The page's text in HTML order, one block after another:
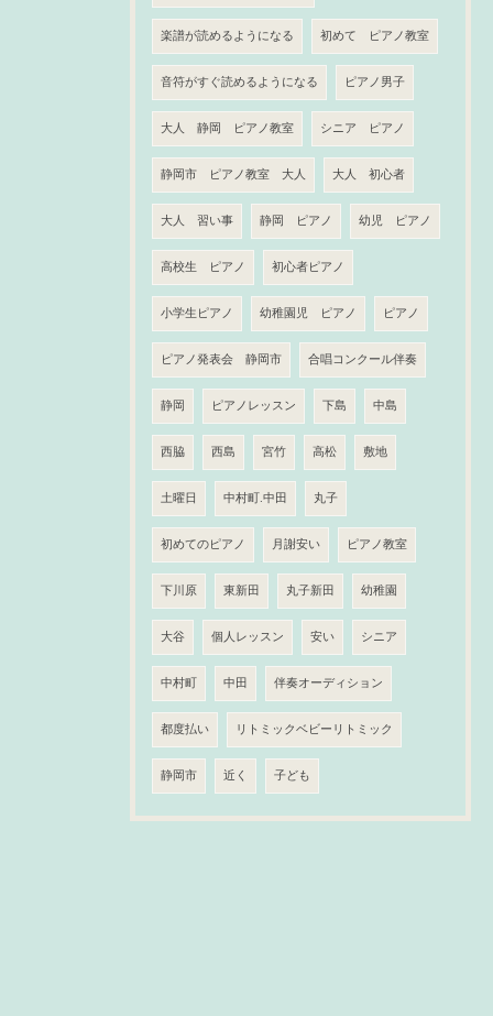
楽譜が読めるようになる 初めて ピアノ教室
音符がすぐ読めるようになる ピアノ男子
大人 静岡 ピアノ教室 シニア ピアノ
静岡市 ピアノ教室 大人 大人 初心者
大人 習い事 静岡 ピアノ 幼児 ピアノ
高校生 ピアノ 初心者ピアノ
小学生ピアノ 幼稚園児 ピアノ ピアノ
ピアノ発表会 静岡市 合唱コンクール伴奏
静岡 ピアノレッスン 下島 中島
西脇 西島 宮竹 高松 敷地
土曜日 中村町.中田 丸子
初めてのピアノ 月謝安い ピアノ教室
下川原 東新田 丸子新田 幼稚園
大谷 個人レッスン 安い シニア
中村町 中田 伴奏オーディション
都度払い リトミックベビーリトミック
静岡市 近く 子ども